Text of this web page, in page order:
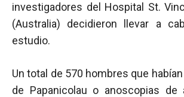
investigadores del Hospital St.
(Australia) decidieron llevar a
estudio.
Un total de 570 hombres que
de Papanicolau o anoscopias de